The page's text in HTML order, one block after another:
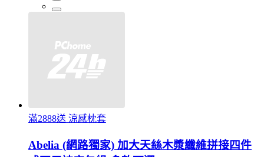
滿2888送 涼感枕套
Abelia (網路獨家) 加大天絲木漿纖維拼接四件